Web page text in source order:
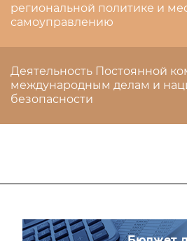
региональной политике и
самоуправлению
Деятельность Постоянной
международным делам и
безопасности